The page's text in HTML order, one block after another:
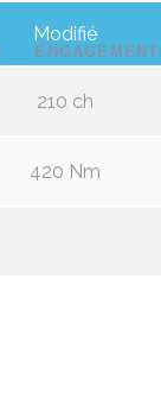
Modifié
210 ch
420 Nm